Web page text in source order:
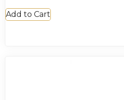
Add to Cart